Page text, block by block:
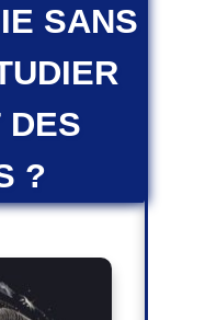
SANS
DES
?